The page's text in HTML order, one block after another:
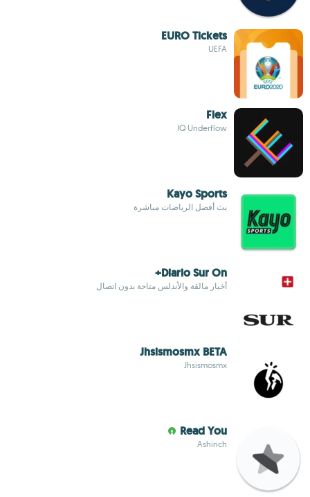
EURO Tickets
UEFA
Flex
IQ Underflow
Kayo Sports
بث أفضل الرياضات مباشرة
Diario Sur On+
أخبار مالقة والأندلس متاحة بدون اتصال
Jhsismosmx BETA
Jhsismosmx
Read You
Ashinch